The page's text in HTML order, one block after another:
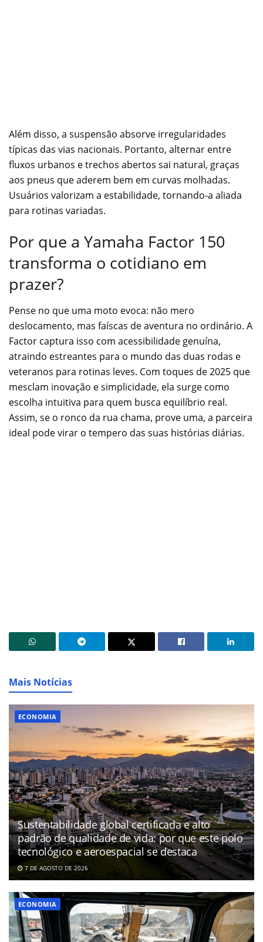
Além disso, a suspensão absorve irregularidades
típicas das vias nacionais. Portanto, alternar entre
fluxos urbanos e trechos abertos sai natural, graças
aos pneus que aderem bem em curvas molhadas.
Usuários valorizam a estabilidade, tornando-a aliada
para rotinas variadas.
Por que a Yamaha Factor 150
transforma o cotidiano em
prazer?
Pense no que uma moto evoca: não mero
deslocamento, mas faíscas de aventura no ordinário. A
Factor captura isso com acessibilidade genuína,
atraindo estreantes para o mundo das duas rodas e
veteranos para rotinas leves. Com toques de 2025 que
mesclam inovação e simplicidade, ela surge como
escolha intuitiva para quem busca equilíbrio real.
Assim, se o ronco da rua chama, prove uma, a parceira
ideal pode virar o tempero das suas histórias diárias.
Mais Notícias
ECONOMIA
Sustentabilidade global certificada e alto
padrão de qualidade de vida: por que este polo
tecnológico e aeroespacial se destaca
7 DE AGOSTO DE 2026
ECONOMIA